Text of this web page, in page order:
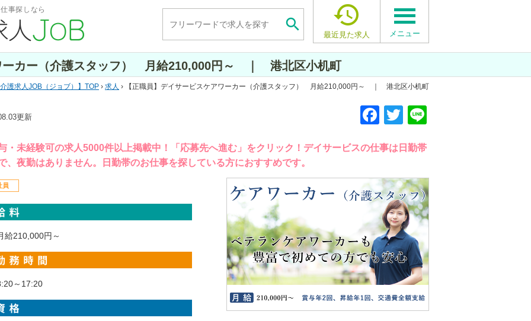
事探しなら
 
最近見た求人 メニュー
ーカー（介護スタッフ） 月給210,000円～ ｜ 港北区小机町
護求人JOB（ジョブ） TOP › 求人 › 【正職員】デイサービスケアワーカー（介護スタッフ） 月給210,000円～ ｜ 港北区小机町
更新
・未経験可の求人5000件以上掲載中！「応募先へ進む」をクリック！デイサービスの仕事は日勤帯
、夜勤はありません。日勤帯のお仕事を探している方におすすめです。
員
F
c
b
o
o
k
T
tt
給210,000円～
～17:20
F
c
b
o
o
k
T
tt
F
c
b
o
o
k
T
tt